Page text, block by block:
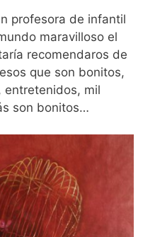
profesora de infantil
maravilloso el
recomendaros de
que son bonitos,
entretenidos, mil
son bonitos…